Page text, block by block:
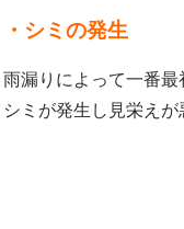
・シミの発生
雨漏りによって一番
シミが発生し見栄えが